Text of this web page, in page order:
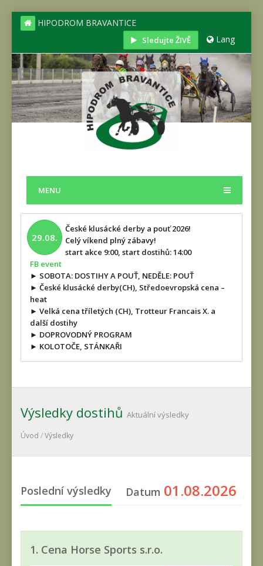
HIPODROM BRAVANTICE
Sledujte ŽIVĚ Lang
MENU
29.08.
České klusácké derby a pouť 2026!
Celý víkend plný zábavy!
start akce 9:00, start dostihů: 14:00
FB event
► SOBOTA: DOSTIHY A POUŤ, NEDĚLE: POUŤ
► České klusácké derby(CH), Středoevropská cena –
heat
► Velká cena tříletých (CH), Trotteur Francais X. a
další dostihy
► DOPROVODNÝ PROGRAM
► KOLOTOČE, STÁNKAŘI
Výsledky dostihů Aktuální výsledky
Úvod /Výsledky
Poslední výsledky Datum 01.08.2026
1. Cena Horse Sports s.r.o.